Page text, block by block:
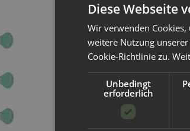
Diese Webseite
Wir verwenden
weitere Nutzung
Cookie-Richtlinie zu.
Unbedingt
erforderlich